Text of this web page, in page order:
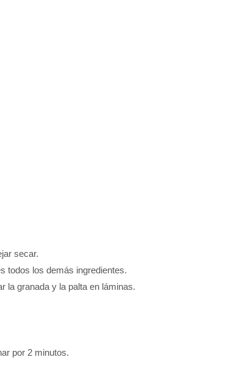
secar.
todos los demás ingredientes.
la granada y la palta en láminas.
por 2 minutos.